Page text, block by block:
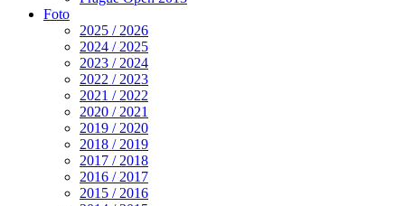
Foto
2025 / 2026
2024 / 2025
2023 / 2024
2022 / 2023
2021 / 2022
2020 / 2021
2019 / 2020
2018 / 2019
2017 / 2018
2016 / 2017
2015 / 2016